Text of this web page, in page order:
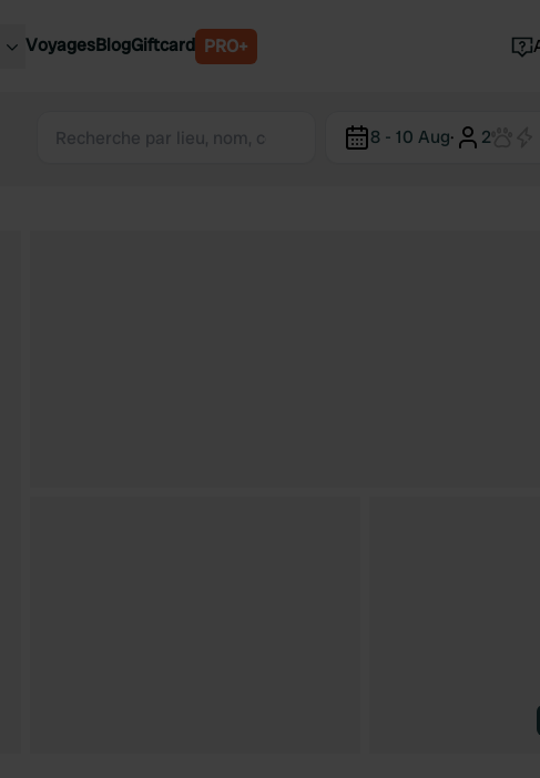
Slovénie
VoyagesBlogGiftcard PRO+
8 - 10 Aug· 2